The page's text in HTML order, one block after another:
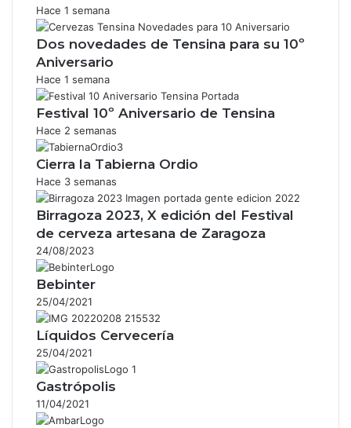
Hace 1 semana
Dos novedades de Tensina para su 10º
Aniversario
Hace 1 semana
Festival 10º Aniversario de Tensina
Hace 2 semanas
Cierra la Tabierna Ordio
Hace 3 semanas
Birragoza 2023, X edición del Festival
de cerveza artesana de Zaragoza
24/08/2023
Bebinter
25/04/2021
Líquidos Cervecería
25/04/2021
Gastrópolis
11/04/2021